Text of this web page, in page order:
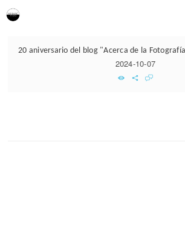
20 aniversario del blog "Acerca de la
2024-10-07